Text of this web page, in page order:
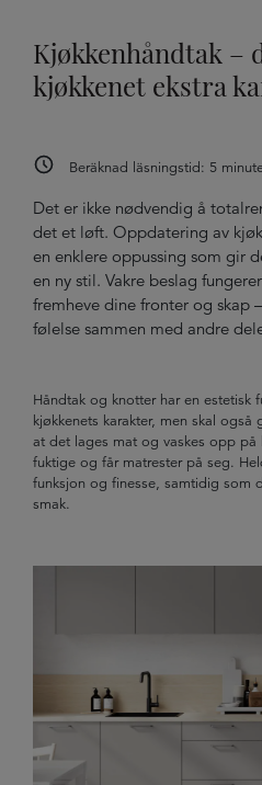
Kjøkkenhåndtak –
kjøkkenet ekstra
Beräknad läsningstid: 5
Det er ikke nødvendig å
det et løft. Oppdatering av
en enklere oppussing som gir
en ny stil. Vakre beslag
fremheve dine fronter og skap
følelse sammen med andre
Håndtak og knotter har en estetisk
kjøkkenets karakter, men skal
at det lages mat og vaskes opp på
fuktige og får matrester på seg.
funksjon og finesse, samtidig som
smak.